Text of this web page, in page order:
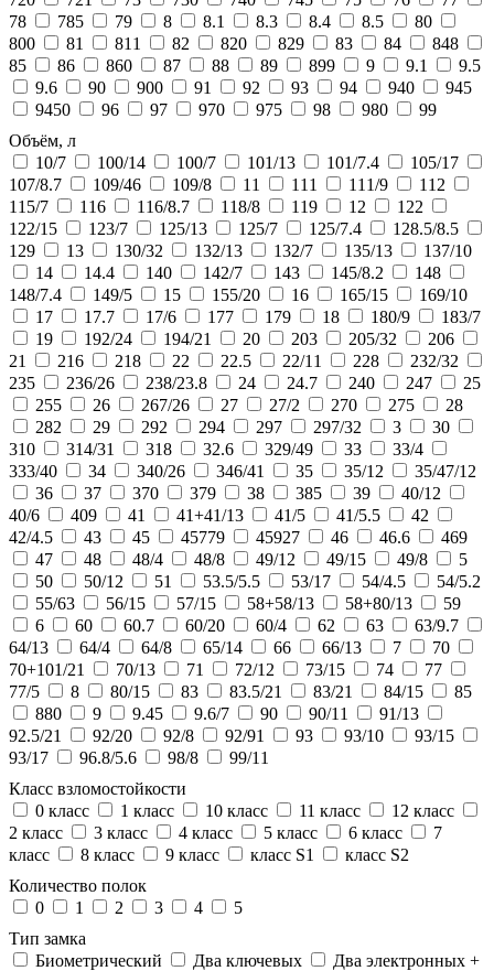
78
785 79 8 8.1 8.3 8.4 8.5
80
800
81 811 82 820 829 83 84
848
85
86 860 87 88 89 899 9 9.1
9.5
9.6
90 900 91 92 93 94 940
945
9450
96 97 970 975 98 980
99
Объём, л
10/7
100/14 100/7 101/13 101/7.4
105/17
107/8.7
109/46 109/8 11 111 111/9
112
115/7
116 116/8.7 118/8 119 12
122
122/15
123/7 125/13 125/7 125/7.4
128.5/8.5
129
13 130/32 132/13 132/7 135/13
137/10
14
14.4 140 142/7 143 145/8.2
148
148/7.4
149/5 15 155/20 16 165/15
169/10
17
17.7 17/6 177 179 18 180/9
183/7
19
192/24 194/21 20 203 205/32
206
21
216 218 22 22.5 22/11 228
232/32
235
236/26 238/23.8 24 24.7 240 247
25
255
26 267/26 27 27/2 270 275
28
282
29 292 294 297 297/32 3
30
310
314/31 318 32.6 329/49 33
33/4
333/40
34 340/26 346/41 35 35/12
35/47/12
36
37 370 379 38 385 39
40/12
40/6
409 41 41+41/13 41/5 41/5.5
42
42/4.5
43 45 45779 45927 46 46.6
469
47
48 48/4 48/8 49/12 49/15 49/8
5
50
50/12 51 53.5/5.5 53/17 54/4.5
54/5.2
55/63
56/15 57/15 58+58/13 58+80/13
59
6
60 60.7 60/20 60/4 62 63
63/9.7
64/13
64/4 64/8 65/14 66 66/13 7
70
70+101/21
70/13 71 72/12 73/15 74
77
77/5
8 80/15 83 83.5/21 83/21 84/15
85
880
9 9.45 9.6/7 90 90/11
91/13
92.5/21
92/20 92/8 92/91 93 93/10
93/15
93/17
96.8/5.6 98/8
99/11
Класс взломостойкости
0 класс
1 класс 10 класс 11 класс
12 класс
2 класс
3 класс 4 класс 5 класс 6 класс
7
класс
8 класс 9 класс класс S1
класс S2
Количество полок
0
1 2 3 4
5
Тип замка
Биометрический
Два ключевых
Два электронныx +